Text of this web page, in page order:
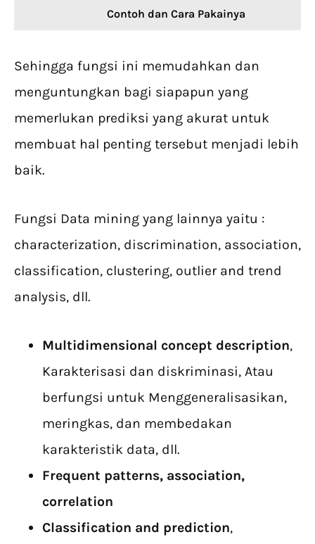
Contoh dan Cara Pakainya
Sehingga fungsi ini memudahkan dan
menguntungkan bagi siapapun yang
memerlukan prediksi yang akurat untuk
membuat hal penting tersebut menjadi lebih
baik.
Fungsi Data mining yang lainnya yaitu :
characterization, discrimination, association,
classification, clustering, outlier and trend
analysis, dll.
Multidimensional concept description,
Karakterisasi dan diskriminasi, Atau
berfungsi untuk Menggeneralisasikan,
meringkas, dan membedakan
karakteristik data, dll.
Frequent patterns, association,
correlation
Classification and prediction,